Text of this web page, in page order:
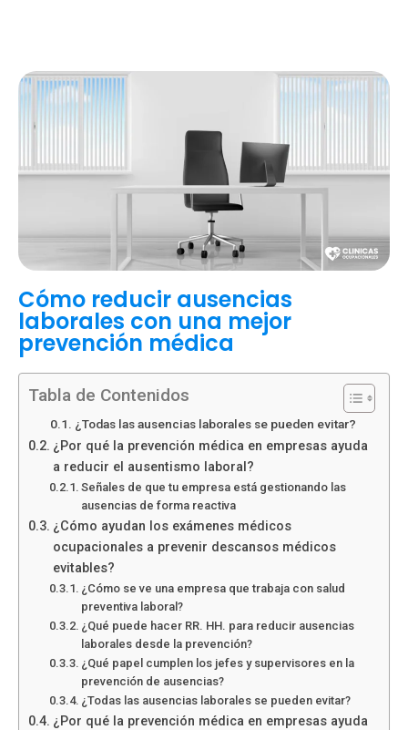
Cómo reducir ausencias
laborales con una mejor
prevención médica
Tabla de Contenidos
¿Todas las ausencias laborales se pueden evitar?
¿Por qué la prevención médica en empresas ayuda
a reducir el ausentismo laboral?
Señales de que tu empresa está gestionando las
ausencias de forma reactiva
¿Cómo ayudan los exámenes médicos
ocupacionales a prevenir descansos médicos
evitables?
¿Cómo se ve una empresa que trabaja con salud
preventiva laboral?
¿Qué puede hacer RR. HH. para reducir ausencias
laborales desde la prevención?
¿Qué papel cumplen los jefes y supervisores en la
prevención de ausencias?
¿Todas las ausencias laborales se pueden evitar?
¿Por qué la prevención médica en empresas ayuda